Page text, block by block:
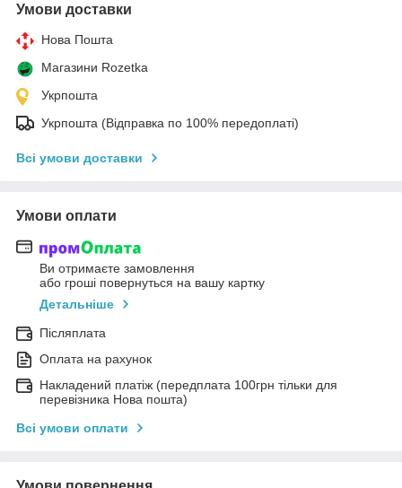
Умови доставки
Нова Пошта
Магазини Rozetka
Укрпошта
Укрпошта (Відправка по 100% передоплаті)
Всі умови доставки
Умови оплати
Ви отримаєте замовлення
або гроші повернуться на вашу картку
Детальніше
Післяплата
Оплата на рахунок
Накладений платіж (передплата 100грн тільки для
перевізника Нова пошта)
Всі умови оплати